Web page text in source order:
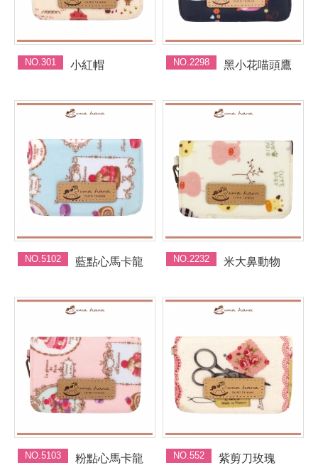
NO.301 小紅帽 NO.2298 黑小花喵頭鷹
NO.5102 藍點心馬卡龍 NO.2232 米大鼻動物
NO.5103 粉點心馬卡龍 NO.552 紫剪刀玫瑰